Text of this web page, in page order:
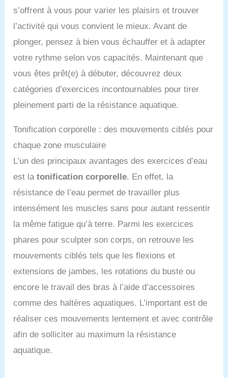
s’offrent à vous pour varier les plaisirs et trouver
l’activité qui vous convient le mieux. Avant de
plonger, pensez à bien vous échauffer et à adapter
votre rythme selon vos capacités. Maintenant que
vous êtes prêt(e) à débuter, découvrez deux
catégories d’exercices incontournables pour tirer
pleinement parti de la résistance aquatique.
Tonification corporelle : des mouvements ciblés pour
chaque zone musculaire
L’un des principaux avantages des exercices d’eau
est latonification corporelle. En effet, la
résistance de l’eau permet de travailler plus
intensément les muscles sans pour autant ressentir
la même fatigue qu’à terre. Parmi les exercices
phares pour sculpter son corps, on retrouve les
mouvements ciblés tels que les flexions et
extensions de jambes, les rotations du buste ou
encore le travail des bras à l’aide d’accessoires
comme des haltères aquatiques. L’important est de
réaliser ces mouvements lentement et avec contrôle
afin de solliciter au maximum la résistance
aquatique.